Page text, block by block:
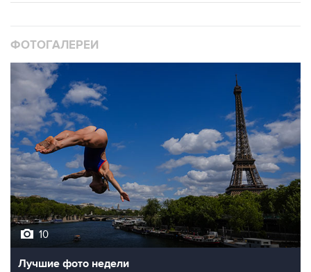
ФОТОГАЛЕРЕИ
10
Лучшие фото недели